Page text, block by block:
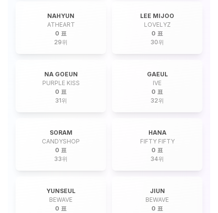
NAHYUN
ATHEART
0 표
29위
LEE MIJOO
LOVELYZ
0 표
30위
NA GOEUN
PURPLE KISS
0 표
31위
GAEUL
IVE
0 표
32위
SORAM
CANDYSHOP
0 표
33위
HANA
FIFTY FIFTY
0 표
34위
YUNSEUL
BEWAVE
0 표
JIUN
BEWAVE
0 표